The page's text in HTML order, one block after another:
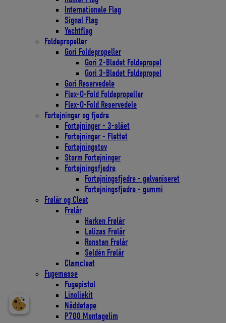
Internationale Flag
Signal Flag
Yachtflag
Foldepropeller
Gori Foldepropeller
Gori 2-Bladet Foldepropel
Gori 3-Bladet Foldepropel
Gori Reservedele
Flex-O-Fold Foldepropeller
Flex-O-Fold Reservedele
Fortøjninger og fjedre
Fortøjninger - 3-slået
Fortøjninger - Flettet
Fortøjningstov
Storm Fortøjninger
Fortøjningsfjedre
Fortøjningsfjedre - galvaniseret
Fortøjningsfjedre - gummi
Frølår og Cleat
Frølår
Harken Frølår
Lalizas Frølår
Ronstan Frølår
Seldén Frølår
Clamcleat
Fugemasse
Fugepistol
Linoliekit
Nåddetape
P700 Montagelim